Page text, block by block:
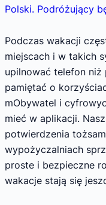
Polski. Podróżujący
Podczas wakacji
miejscach i w takich
upilnować telefon niż
pamiętać o
mObywatel i
mieć w aplikacji.
potwierdzenia
wypożyczalniach
proste i bezpieczne
wakacje stają się